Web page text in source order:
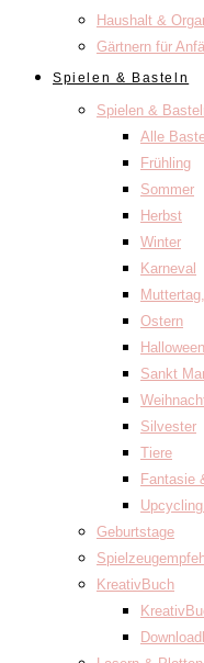
Haushalt &
Gärtnern für
Spielen & Basteln
Spielen &
Alle
Frühling
Sommer
Herbst
Winter
Karneval
Ostern
Halloween
Sankt
Silvester
Tiere
Fantasie
Geburtstage
KreativBuch